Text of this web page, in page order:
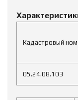
Кадастровый
05.24.08.103